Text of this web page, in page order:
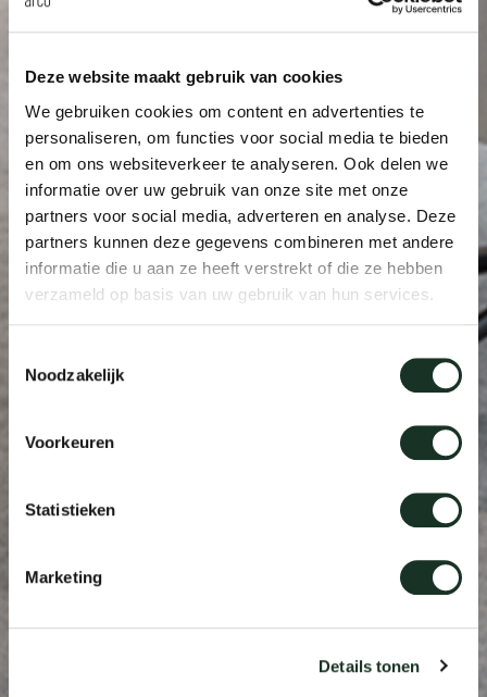
Deze website maakt gebruik van cookies
We gebruiken cookies om content en advertenties te
personaliseren, om functies voor social media te bieden
en om ons websiteverkeer te analyseren. Ook delen we
informatie over uw gebruik van onze site met onze
partners voor social media, adverteren en analyse. Deze
partners kunnen deze gegevens combineren met andere
informatie die u aan ze heeft verstrekt of die ze hebben
verzameld op basis van uw gebruik van hun services.
Noodzakelijk
Voorkeuren
Statistieken
Marketing
Details tonen